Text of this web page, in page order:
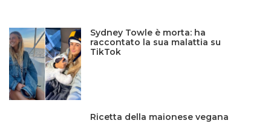
Sydney Towle è morta: ha
raccontato la sua malattia su
TikTok
Ricetta della maionese vegana